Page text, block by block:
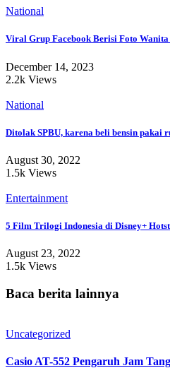
National
Viral Grup Facebook Berisi Foto
December 14, 2023
2.2k Views
National
Ditolak SPBU, karena beli bensin pakai
August 30, 2022
1.5k Views
Entertainment
5 Film Trilogi Indonesia di Disney+
August 23, 2022
1.5k Views
Baca berita lainnya
Uncategorized
Casio AT-552 Pengaruh Jam